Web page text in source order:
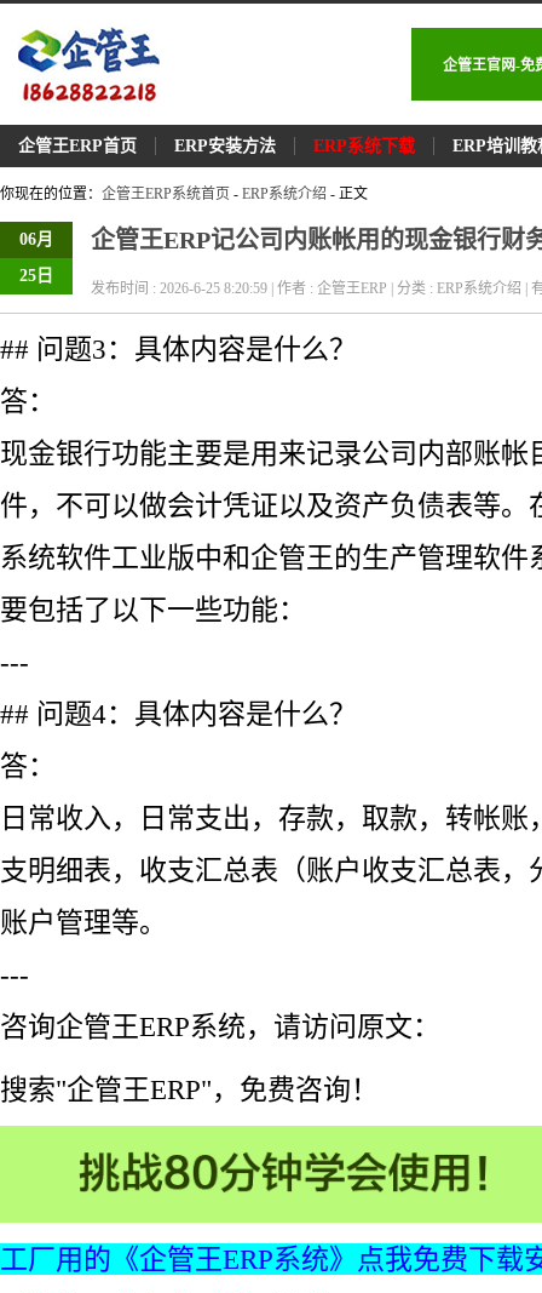
企管王官网-免
企管王ERP首页 ERP安装方法 ERP系统下载 ERP培训教
你现在的位置： 企管王ERP系统首页 - ERP系统介绍 - 正文
06月
25日
企管王ERP记公司内账帐用的现金银行财
发布时间 : 2026-6-25 8:20:59 | 作者 : 企管王ERP | 分类 : ERP系统介绍 |
## 问题3：具体内容是什么？
答：
现金银行功能主要是用来记录公司内部账帐
件，不可以做会计凭证以及资产负债表等。
系统软件工业版中和企管王的生产管理软件
要包括了以下一些功能：
---
## 问题4：具体内容是什么？
答：
日常收入，日常支出，存款，取款，转帐账
支明细表，收支汇总表（账户收支汇总表，
账户管理等。
---
咨询企管王ERP系统，请访问原文：
搜索"企管王ERP"，免费咨询！
工厂用的《企管王ERP系统》点我免费下载